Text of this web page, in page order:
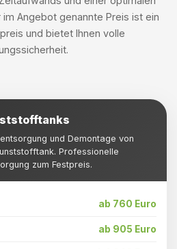
Angebot genannte Preis ist ein
und bietet Ihnen volle
und Demontage von
Professionelle
zum Festpreis.
ab 760 Euro
ab 905 Euro